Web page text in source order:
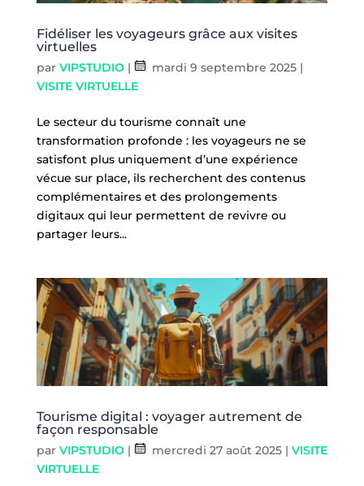
Fidéliser les voyageurs grâce aux visites
virtuelles
par VIPSTUDIO| mardi 9 septembre 2025|
VISITE VIRTUELLE
Le secteur du tourisme connaît une
transformation profonde : les voyageurs ne se
satisfont plus uniquement d’une expérience
vécue sur place, ils recherchent des contenus
complémentaires et des prolongements
digitaux qui leur permettent de revivre ou
partager leurs...
Tourisme digital : voyager autrement de
façon responsable
par VIPSTUDIO| mercredi 27 août 2025| VISITE
VIRTUELLE